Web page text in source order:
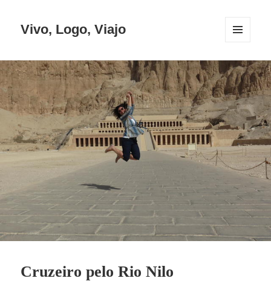
Vivo, Logo, Viajo
WIDGETS
Cruzeiro pelo Rio Nilo